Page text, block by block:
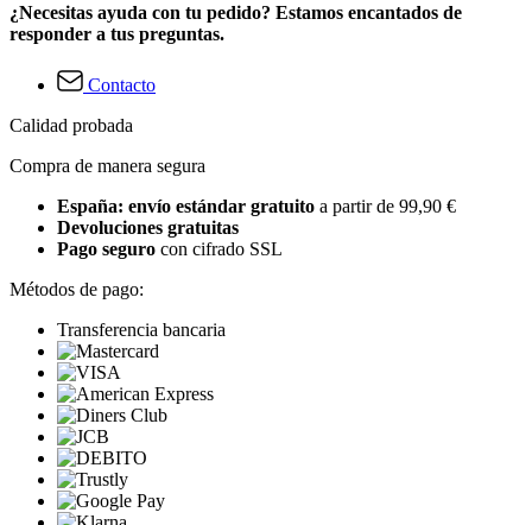
¿Necesitas ayuda con tu pedido? Estamos encantados de
responder a tus preguntas.
Contacto
Calidad probada
Compra de manera segura
España: envío estándar gratuito a partir de 99,90 €
Devoluciones gratuitas
Pago seguro con cifrado SSL
Métodos de pago:
Transferencia bancaria